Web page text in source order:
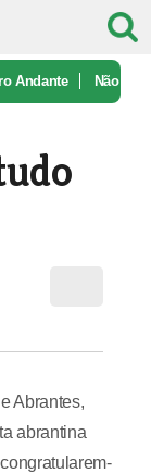
Andante Não
Abrantes,
abrantina